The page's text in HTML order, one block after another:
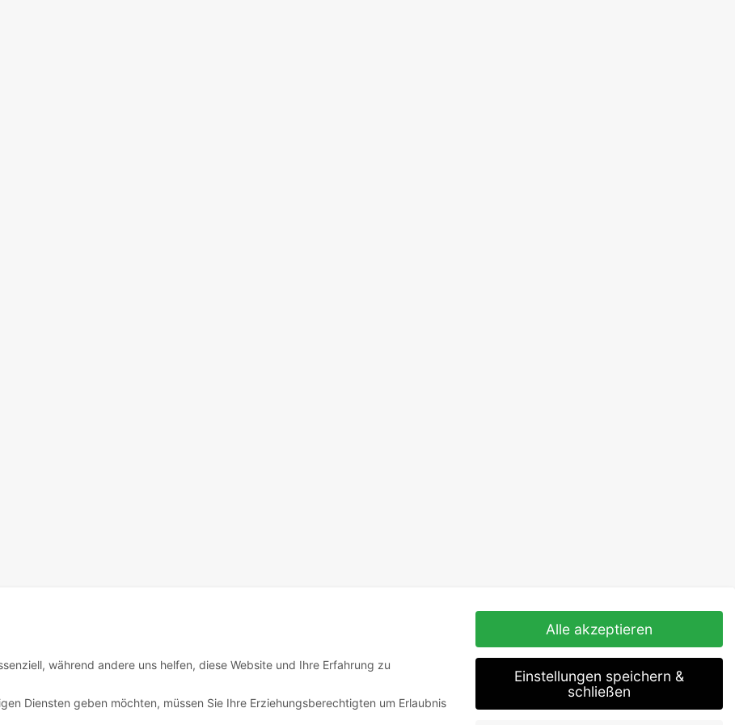
während andere uns helfen, diese Website und Ihre Erfahrung zu
Diensten geben möchten, müssen Sie Ihre Erziehungsberechtigten um Erlaubnis
Alle akzeptieren
Einstellungen speichern &
schließen